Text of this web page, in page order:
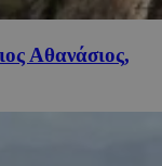
Αθανάσιος,